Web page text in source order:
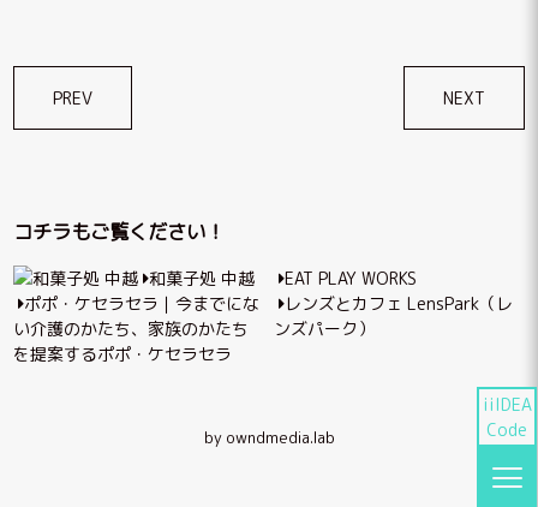
iiIDEA
Code
稿
ゲ
ー
シ
ョ
PREV NEXT
コチラもご覧ください！
和菓子処 中越
EAT PLAY WORKS
ポポ・ケセラセラ｜今までにな
い介護のかたち、家族のかたち
を提案するポポ・ケセラセラ
レンズとカフェ LensPark（レ
ンズパーク）
by owndmedia.lab